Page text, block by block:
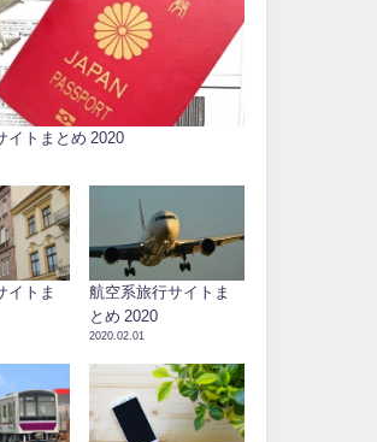
イトまとめ 2020
イトま
航空系旅行サイトま
とめ 2020
2020.02.01